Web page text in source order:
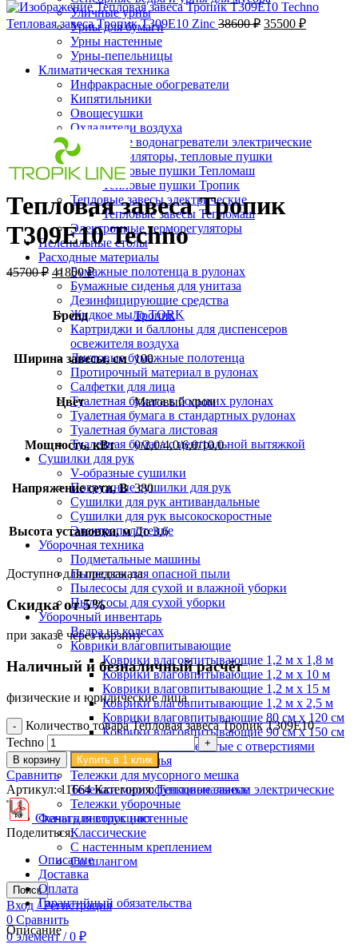
Уличные урны
Урны для бумаги
Урны настенные
Урны-пепельницы
Климатическая техника
Инфракрасные обогреватели
Кипятильники
Овощесушки
Охладители воздуха
Проточные водонагреватели электрические
Тепловентиляторы, тепловые пушки
Тепловые пушки Тепломаш
Тепловые пушки Тропик
Тепловые завесы электрические
Тепловые завесы Тепломаш
Электронные терморегуляторы
Пеленальные столы
Расходные материалы
Бумажные полотенца в рулонах
Бумажные сиденья для унитаза
Дезинфицирующие средства
Жидкое мыло TORK
Картриджи и баллоны для диспенсеров
освежителя воздуха
Листовые бумажные полотенца
Протирочный материал в рулонах
Салфетки для лица
Туалетная бумага в больших рулонах
Туалетная бумага в стандартных рулонах
Туалетная бумага листовая
Туалетная бумага с центральной вытяжкой
Сушилки для рук
V-образные сушилки
Погружные сушилки для рук
Сушилки для рук антивандальные
Сушилки для рук высокоскоростные
Электрополотенце
Уборочная техника
Подметальные машины
Пылесосы для опасной пыли
Пылесосы для сухой и влажной уборки
Пылесосы для сухой уборки
Уборочный инвентарь
Ведра на колесах
Коврики влаговпитывающие
Коврики влаговпитывающие 1,2 м х 1,8 м
Коврики влаговпитывающие 1,2 м х 10 м
Коврики влаговпитывающие 1,2 м х 15 м
Коврики влаговпитывающие 1,2 м х 2,5 м
Коврики влаговпитывающие 80 см х 120 см
Коврики влаговпитывающие 90 см х 150 см
Коврики резиновые ячеистые с отверстиями
Тележки для белья
Тележки для мусорного мешка
Тележки многофункциональные
Тележки уборочные
Фены для волос настенные
Классические
С настенным креплением
Со шлангом
Поиск
Вход / Регистрация
0 Сравнить
0элемент / 0 ₽
Тепловая завеса Тропик Т309Е10 Zinc 38600₽ 35500 ₽
-9%;процент скидки
Нажмите, чтобы увеличить
Тепловая завеса Тропик
Т309Е10 Techno
45700₽ 41800₽
Бренд Тропик
Ширина завесы, см 100
Цвет Матовый хром
Мощность, кВт 0/2,0/4,0/6,0/10,0
Напряжение сети, В 380
Высота установки, м До 3,6
Доступно для предзаказа
Скидка от 5%
при заказе через корзину
Наличный и безналичный расчёт
физические и юридические лица
Количество товара Тепловая завеса Тропик Т309Е10
Techno
В корзину Купить в 1 клик
Сравнить
Артикул:11664Категория: Тепловые завесы электрические
Скачать инструкцию
Поделиться:
Описание
Доставка
Оплата
Гарантийный обязательства
Описание